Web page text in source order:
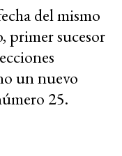
del mismo
primer sucesor
un nuevo
25.